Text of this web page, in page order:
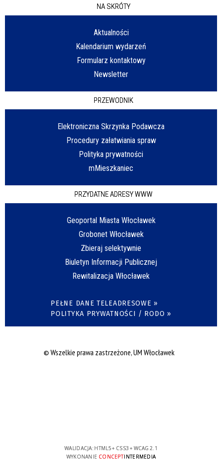
NA SKRÓTY
Aktualności
Kalendarium wydarzeń
Formularz kontaktowy
Newsletter
PRZEWODNIK
Elektroniczna Skrzynka Podawcza
Procedury załatwiania spraw
Polityka prywatności
mMieszkaniec
PRZYDATNE ADRESY WWW
Geoportal Miasta Włocławek
Grobonet Włocławek
Zbieraj selektywnie
Biuletyn Informacji Publicznej
Rewitalizacja Włocławek
PEŁNE DANE TELEADRESOWE »
POLITYKA PRYWATNOŚCI / RODO »
© Wszelkie prawa zastrzeżone, UM Włocławek
WALIDACJA: HTML5+ CSS3 + WCAG 2.1
WYKONANIE CONCEPTINTERMEDIA